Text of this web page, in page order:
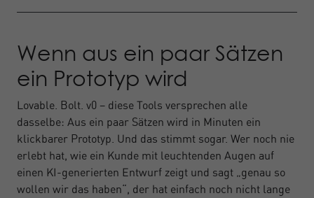
Wenn aus ein paar Sätzen
ein Prototyp wird
Lovable. Bolt. v0 – diese Tools versprechen alle
dasselbe: Aus ein paar Sätzen wird in Minuten ein
klickbarer Prototyp. Und das stimmt sogar. Wer noch nie
erlebt hat, wie ein Kunde mit leuchtenden Augen auf
einen KI-generierten Entwurf zeigt und sagt „genau so
wollen wir das haben“, der hat einfach noch nicht lange